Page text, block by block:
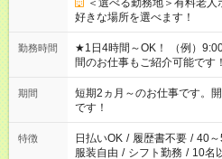
＜選べる勤務地＞有料老
好きな場所を選べます！
勤務時間
★1日4時間～OK！ （例）
間のお仕事もご紹介可能です
庭の都合でお休みが必要な場
週最低15時間以上の勤務が必
期間
短期2ヵ月～のお仕事です。
です！
特徴 日払いOK / 履歴書不要 / 40～
服装自由 / シフト勤務 / 10名